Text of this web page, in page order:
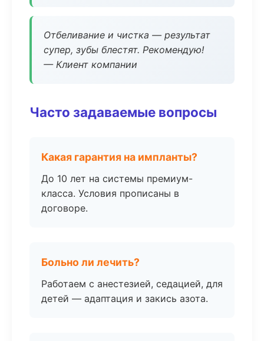
Отбеливание и чистка — результат
супер, зубы блестят. Рекомендую!
— Клиент компании
Часто задаваемые вопросы
Какая гарантия на импланты?
До 10 лет на системы премиум-
класса. Условия прописаны в
договоре.
Больно ли лечить?
Работаем с анестезией, седацией, для
детей — адаптация и закись азота.